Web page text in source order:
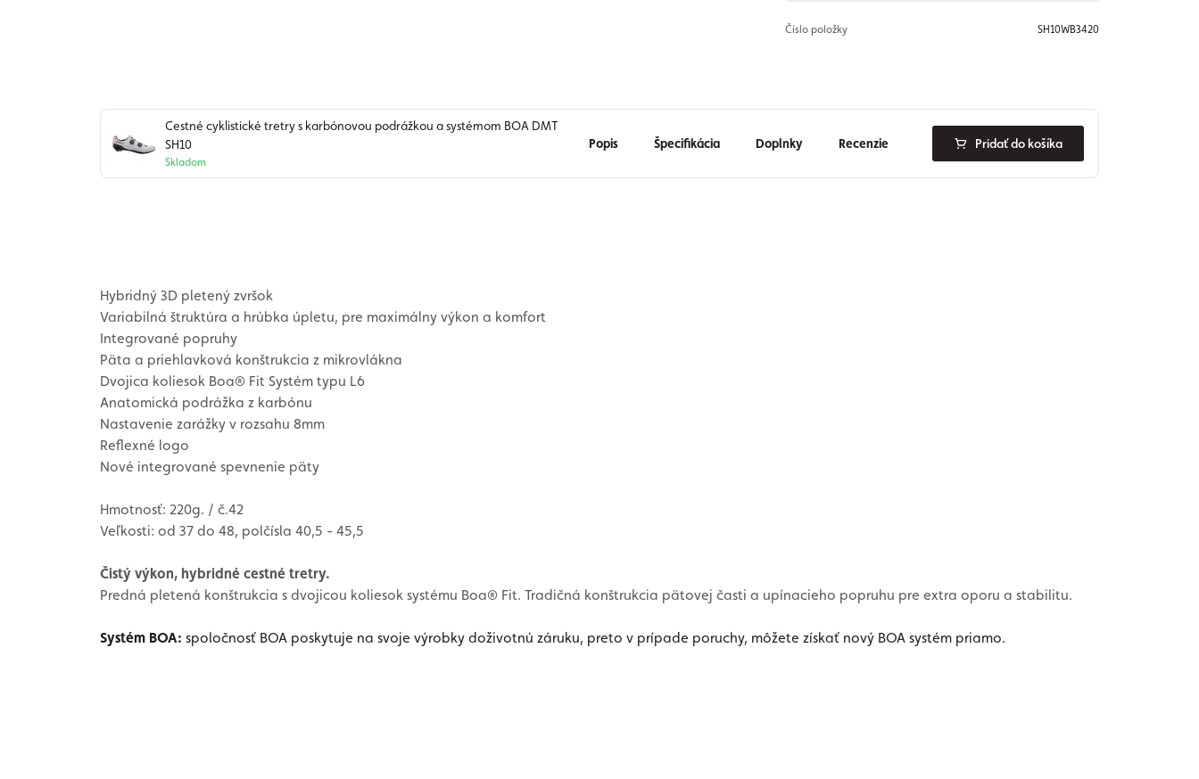
Číslo položky SH10WB3420
Cestné cyklistické tretry s karbónovou podrážkou a systémom BOA DMT
SH10
Skladom
Popis Špecifikácia Doplnky Recenzie Pridať do košíka
Hybridný 3D pletený zvršok
Variabilná štruktúra a hrúbka úpletu, pre maximálny výkon a komfort
Integrované popruhy
Päta a priehlavková konštrukcia z mikrovlákna
Dvojica koliesok Boa® Fit Systém typu L6
Anatomická podrážka z karbónu
Nastavenie zarážky v rozsahu 8mm
Reflexné logo
Nové integrované spevnenie päty
Hmotnosť: 220g. / č.42
Veľkosti: od 37 do 48, polčísla 40,5 - 45,5
Čistý výkon, hybridné cestné tretry.
Predná pletená konštrukcia s dvojicou koliesok systému Boa® Fit. Tradičná konštrukcia pätovej časti a upínacieho popruhu pre extra oporu a stabilitu.
Systém BOA: spoločnosť BOA poskytuje na svoje výrobky doživotnú záruku, preto v prípade poruchy, môžete získať nový BOA systém priamo.